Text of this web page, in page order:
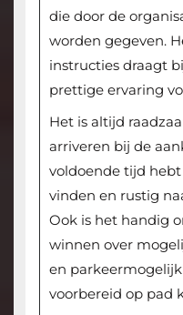
die door de
worden gegeven.
instructies draagt
prettige ervaring
Het is altijd
arriveren bij de
voldoende tijd
vinden en rustig
Ook is het handig
winnen over
en
voorbereid op pad